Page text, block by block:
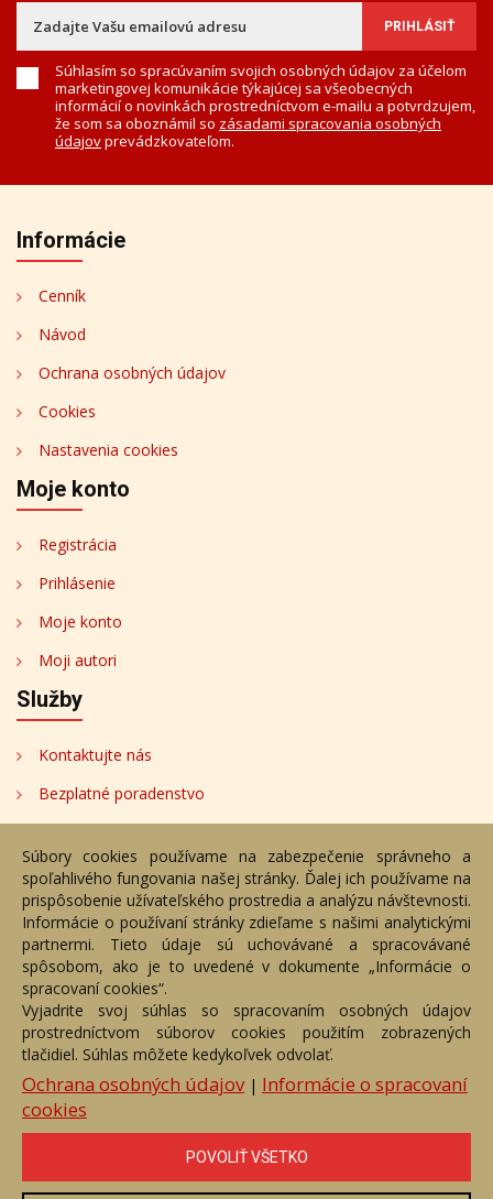
Súhlasím so spracúvaním svojich osobných údajov za účelom
marketingovej komunikácie týkajúcej sa všeobecných
informácií o novinkách prostredníctvom e-mailu a potvrdzujem,
že som sa oboznámil so zásadami spracovania osobných
údajovprevádzkovateľom.
Informácie
Cenník
Návod
Ochrana osobných údajov
Cookies
Nastavenia cookies
Moje konto
Registrácia
Prihlásenie
Moje konto
Moji autori
Služby
Kontaktujte nás
Bezplatné poradenstvo
Adresa
Nižný Hrušov 333, 094 22,
Slovenská republika
+421 905 356 921
+421 905 959 101
eantik@eantik.sk
Návod Cenník
Obchodné podmienky
Ochrana os. údajov
Kontakt
Bezplatné poradenstvo
eAntik.sk © 2007 - 2026
podmienené výslovným súhlasom jej vlastníka. Všetky práva sú
Súbory cookies používame na zabezpečenie správneho a
spoľahlivého fungovania našej stránky. Ďalej ich používame na
prispôsobenie užívateľského prostredia a analýzu návštevnosti.
Informácie o používaní stránky zdieľame s našimi analytickými
partnermi. Tieto údaje sú uchovávané a spracovávané
spôsobom, ako je to uvedené v dokumente „Informácie o
spracovaní cookies“.
Vyjadrite svoj súhlas so spracovaním osobných údajov
prostredníctvom súborov cookies použitím zobrazených
tlačidiel. Súhlas môžete kedykoľvek odvolať.
Ochrana osobných údajov| Informácie o spracovaní
cookies
POVOLIŤ VŠETKO